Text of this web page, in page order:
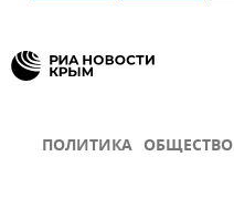
ПОЛИТИКА ОБЩЕСТВО